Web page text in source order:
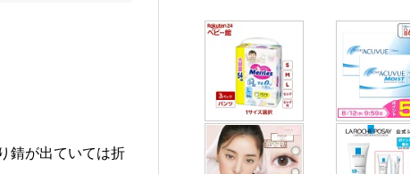
錆が出ていては折